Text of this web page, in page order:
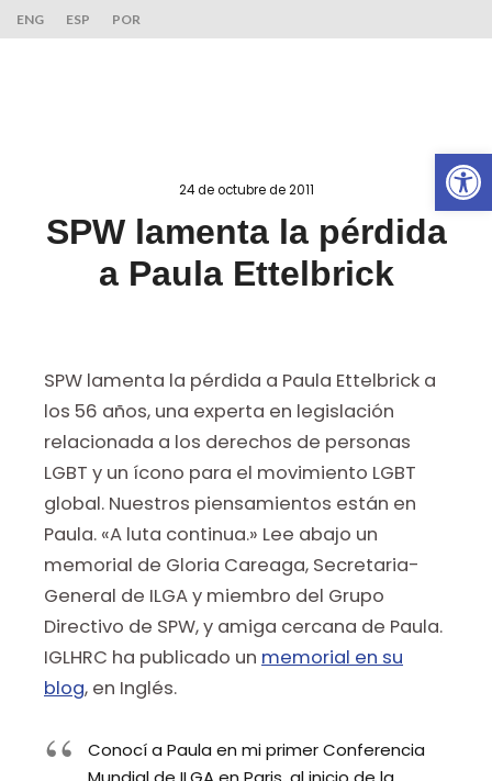
ENG ESP POR
24 de octubre de 2011
SPW lamenta la pérdida
a Paula Ettelbrick
SPW lamenta la pérdida a Paula Ettelbrick a
los 56 años, una experta en legislación
relacionada a los derechos de personas
LGBT y un ícono para el movimiento LGBT
global. Nuestros piensamientos están en
Paula. «A luta continua.» Lee abajo un
memorial de Gloria Careaga, Secretaria-
General de ILGA y miembro del Grupo
Directivo de SPW, y amiga cercana de Paula.
IGLHRC ha publicado un memorial en su
blog, en Inglés.
Conocí a Paula en mi primer Conferencia